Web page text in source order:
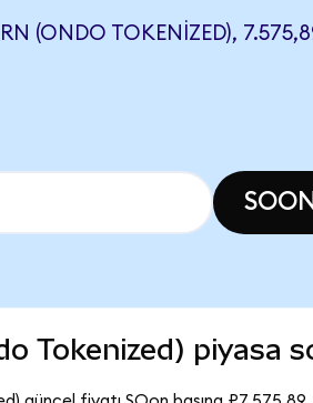
(ONDO TOKENIZED),
SOON
Tokenized) piyasa